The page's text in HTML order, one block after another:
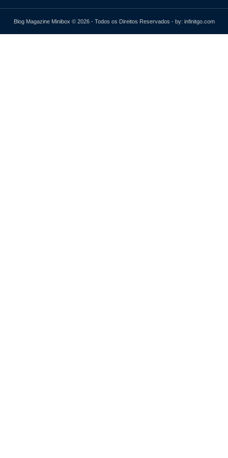
Blog Magazine Minibox © 2026 - Todos os Direitos Reservados - by: infinitgo.com